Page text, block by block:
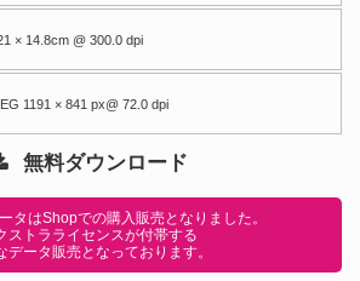
× 14.8cm @ 300.0 dpi
1191 × 841 px@ 72.0 dpi
無料ダウンロード
タはShopでの購入販売となりました。
ストラライセンスが付帯する
データ販売となっております。